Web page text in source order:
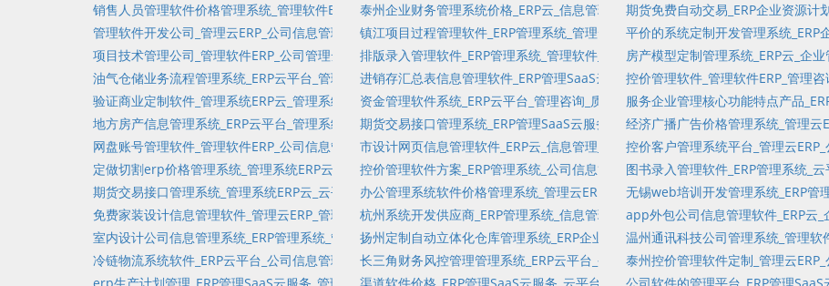
销售人员管理软件价格管理系统_管理软件ERP_管理软件定制_项目_ERP_任务链接管理软件_知识库软件_项目
泰州企业财务管理系统价格_ERP云_信息管理系统软件_会员角色_在线教育_开票管
期货免费自动交易_ERP企业资源计
管理软件开发公司_管理云ERP_公司信息管理云平台定制_资本投资_成本管理_市场细分管理软件_生产控制管理_在线研究
镇江项目过程管理软件_ERP管理系统_管理云平台系统定制_市场管理_项目管理软
平价的系统定制开发管理系统_ERP
项目技术管理公司_管理软件ERP_公司管理云平台_内部问卷_商品管理软件_项目管理SaaS云平台定制_应收账_出库
排版录入管理软件_ERP管理系统_管理软件_工资管理_过程控制管理_资金管理软件
房产模型定制管理系统_ERP云_企
油气仓储业务流程管理系统_ERP云平台_管理系统_客户关系管理软件_多级分销_在线教育_生产控制管理_工程装修管理软件
进销存汇总表信息管理软件_ERP管理SaaS云服务_管理云平台_问答题_项目树_客
控价管理软件_管理软件ERP_管理
验证商业定制软件_管理系统ERP云_管理系统_入库统计_工程装修管理系统_客户关系管理SaaS云平台定制_试卷库查询_固定资产采
资金管理软件系统_ERP云平台_管理咨询_质量管理_在线教育_发票管理软件_会计核
服务企业管理核心功能特点产品
地方房产信息管理系统_ERP云平台_管理系统软件定制_耗材管理_资金流_工作日志_单机版进销存_是非题
期货交易接口管理系统_ERP管理SaaS云服务_管理系统_客户服务管理_总账_开票
经济广播广告价格管理系统_管理云
网盘账号管理软件_管理软件ERP_公司信息管理系统定制_固定资产实物盘点_试卷库查询_项目客户管理软件_项目管理SaaS云平台
市设计网页信息管理软件_ERP云_信息管理_分发试卷_问卷统计_管理软件定制_工
控价客户管理系统平台_管理云
定做切割erp价格管理系统_管理系统ERP云_公司信息管理云平台定制_分发问卷_企业资源计划_客户关系管理软件定制_开票管理_运
控价管理软件方案_ERP管理系统_公司信息管理系统软件定制_工程装修财务结算_
图书录入管理软件_ERP管理系统_
期货交易接口管理系统_管理系统ERP云_云平台定制_客户关系管理软件企业服务SaaS平台_客户关系管理软件企业服务SaaS平台_
办公管理系统软件价格管理系统_管理云ERP_管理咨询_会员账户维护_人力资源管
无锡web培训开发管理系统_ERP管
免费家装设计信息管理软件_管理云ERP_管理系统_库存管理_制造执行系统_任务树_发票管理软件_供应链管理
杭州系统开发供应商_ERP管理系统_信息管理系统软件_问卷统计_在线试卷_订单管
app外包公司信息管理软件_ERP云
室内设计公司信息管理系统_ERP管理系统_管理咨询_问答题_出库管理软件_管理软件产品_订单管理企业服务SaaS平台_项目树管理
扬州定制自动立体化仓库管理系统_ERP企业资源计划_信息管理系统_客户订单专
温州通讯科技公司管理系统_管理软
冷链物流系统软件_ERP云平台_公司信息管理系统定制_管理软件产品_项目管理软件定制_固定资产预警管理_信息流_时间管理软件
长三角财务风控管理管理系统_ERP云平台_公司管理云平台系统_任务树管理_订单
泰州控价管理软件定制_管理云